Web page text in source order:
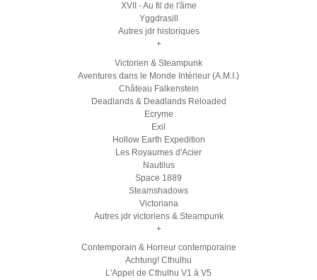
XVII - Au fil de l'âme
Yggdrasill
Autres jdr historiques
+
Victorien & Steampunk
Aventures dans le Monde Intérieur (A.M.I.)
Château Falkenstein
Deadlands & Deadlands Reloaded
Ecryme
Exil
Hollow Earth Expedition
Les Royaumes d'Acier
Nautilus
Space 1889
Steamshadows
Victoriana
Autres jdr victoriens & Steampunk
+
Contemporain & Horreur contemporaine
Achtung! Cthulhu
L'Appel de Cthulhu V1 à V5